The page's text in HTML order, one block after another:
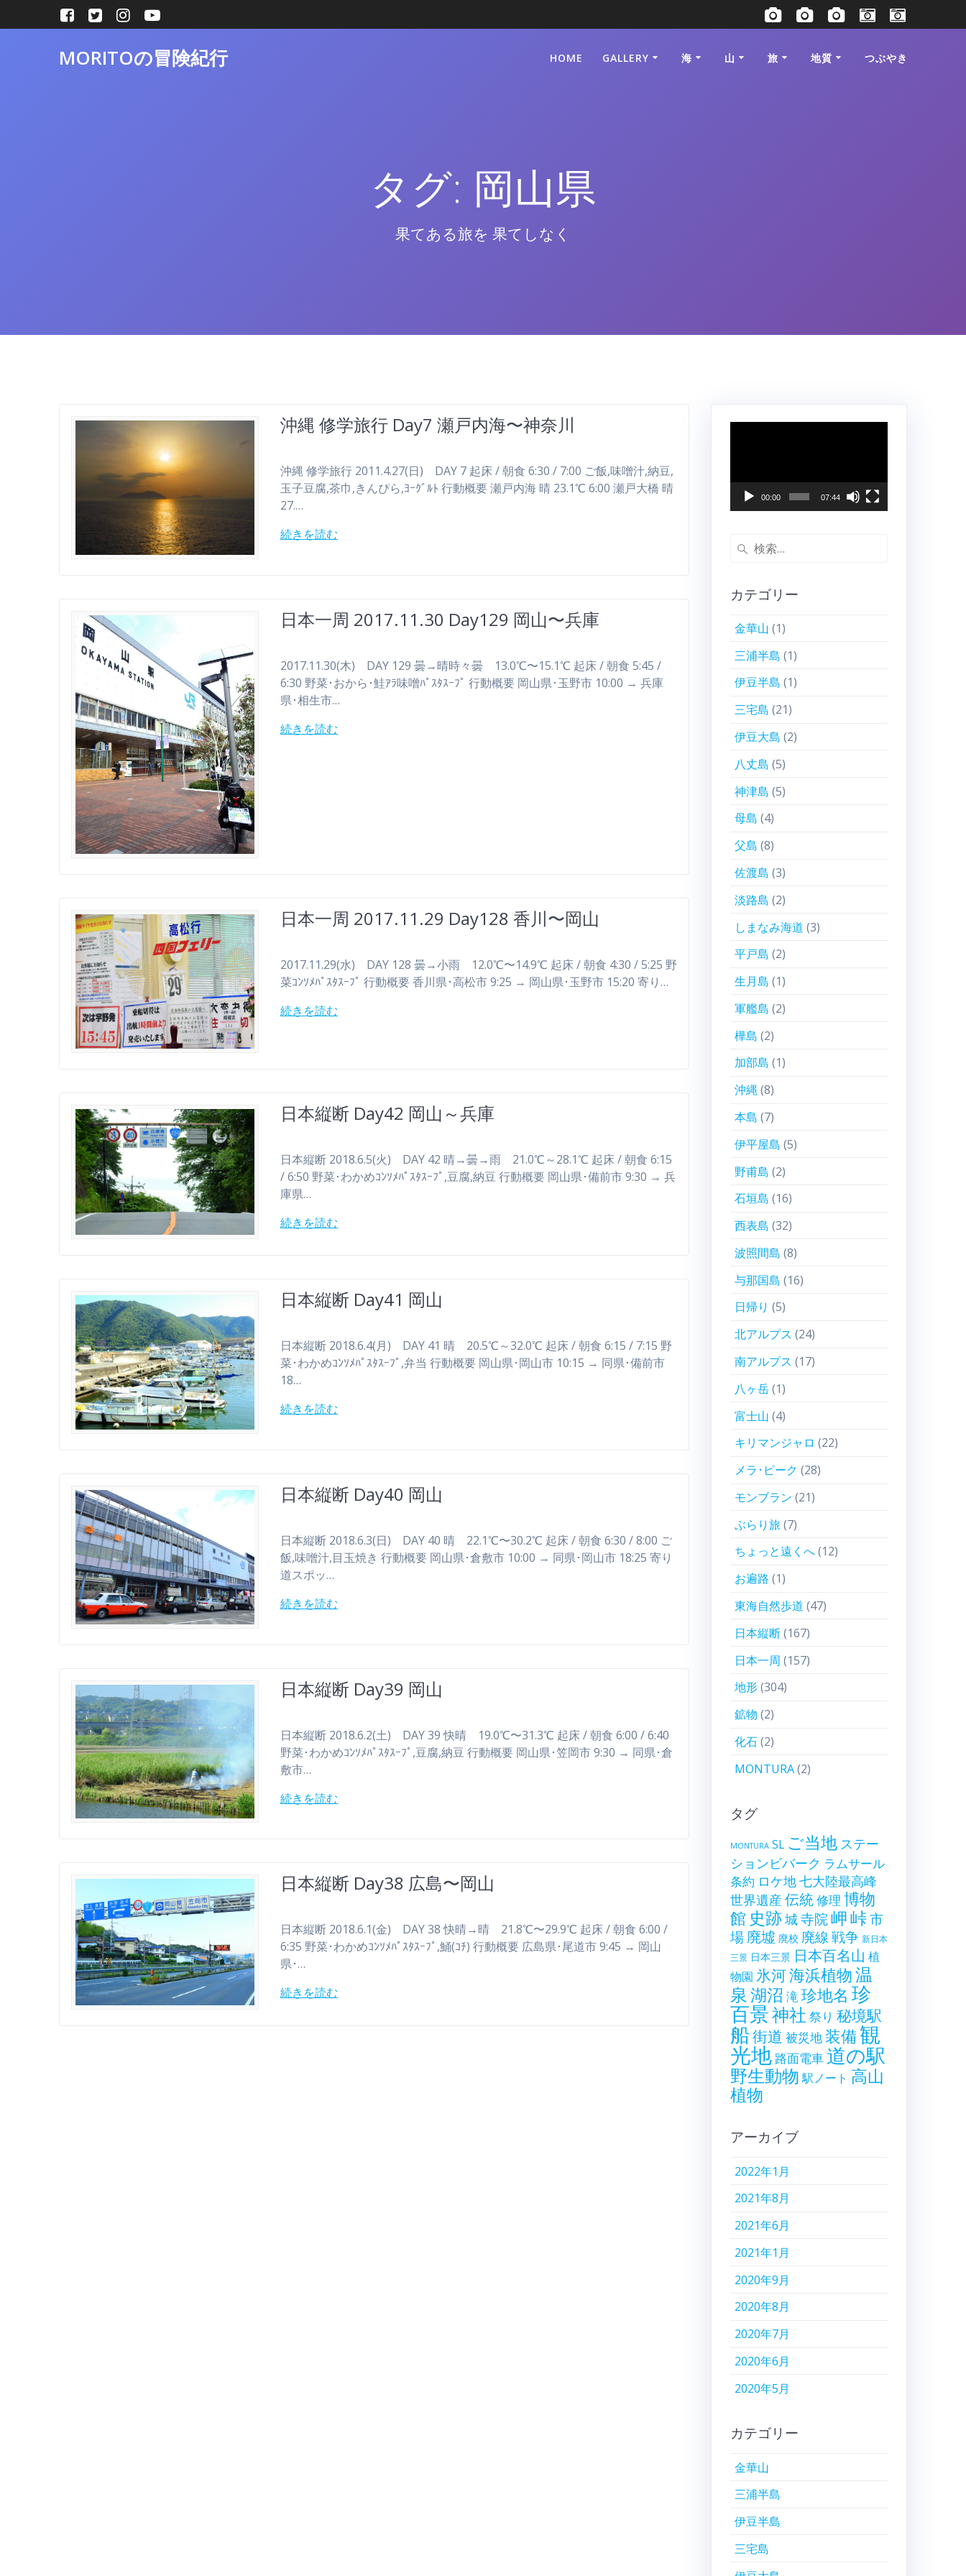
ン
MORITOの冒険紀行 HOME GALLERY 海 山 旅 地質 つぶやき
タグ: 岡山県
果てある旅を 果てしなく
沖縄 修学旅行 Day7 瀬戸内海〜神奈川
沖縄 修学旅行 2011.4.27(日) DAY 7 起床 / 朝食 6:30 / 7:00 ご飯,味噌汁,納豆,
玉子豆腐,茶巾,きんぴら,ﾖｰｸﾞﾙﾄ 行動概要 瀬戸内海 晴 23.1℃ 6:00 瀬戸大橋 晴
27.…
続きを読む
日本一周 2017.11.30 Day129 岡山〜兵庫
2017.11.30(木) DAY 129 曇→晴時々曇 13.0℃〜15.1℃ 起床 / 朝食 5:45 /
6:30 野菜･おから･鮭ｱﾗ味噌ﾊﾟｽﾀｽｰﾌﾟ 行動概要 岡山県･玉野市 10:00 → 兵庫
県･相生市…
続きを読む
日本一周 2017.11.29 Day128 香川〜岡山
2017.11.29(水) DAY 128 曇→小雨 12.0℃〜14.9℃ 起床 / 朝食 4:30 / 5:25 野
菜ｺﾝｿﾒﾊﾟｽﾀｽｰﾌﾟ 行動概要 香川県･高松市 9:25 → 岡山県･玉野市 15:20 寄り…
続きを読む
日本縦断 Day42 岡山～兵庫
日本縦断 2018.6.5(火) DAY 42 晴→曇→雨 21.0℃～28.1℃ 起床 / 朝食 6:15
/ 6:50 野菜･わかめｺﾝｿﾒﾊﾟｽﾀｽｰﾌﾟ,豆腐,納豆 行動概要 岡山県･備前市 9:30 → 兵
庫県…
続きを読む
日本縦断 Day41 岡山
日本縦断 2018.6.4(月) DAY 41 晴 20.5℃～32.0℃ 起床 / 朝食 6:15 / 7:15 野
菜･わかめｺﾝｿﾒﾊﾟｽﾀｽｰﾌﾟ,弁当 行動概要 岡山県･岡山市 10:15 → 同県･備前市
18…
続きを読む
日本縦断 Day40 岡山
日本縦断 2018.6.3(日) DAY 40 晴 22.1℃〜30.2℃ 起床 / 朝食 6:30 / 8:00 ご
飯,味噌汁,目玉焼き 行動概要 岡山県･倉敷市 10:00 → 同県･岡山市 18:25 寄り
道スポッ…
続きを読む
日本縦断 Day39 岡山
日本縦断 2018.6.2(土) DAY 39 快晴 19.0℃〜31.3℃ 起床 / 朝食 6:00 / 6:40
野菜･わかめｺﾝｿﾒﾊﾟｽﾀｽｰﾌﾟ,豆腐,納豆 行動概要 岡山県･笠岡市 9:30 → 同県･倉
敷市…
続きを読む
日本縦断 Day38 広島〜岡山
日本縦断 2018.6.1(金) DAY 38 快晴→晴 21.8℃〜29.9℃ 起床 / 朝食 6:00 /
6:35 野菜･わかめｺﾝｿﾒﾊﾟｽﾀｽｰﾌﾟ,鯒(ｺﾁ) 行動概要 広島県･尾道市 9:45 → 岡山
県･…
続きを読む
レ
ヤ
00:00 07:44
検
カテゴリー
金華山 (1)
三浦半島 (1)
伊豆半島 (1)
三宅島 (21)
伊豆大島 (2)
八丈島 (5)
神津島 (5)
母島 (4)
父島 (8)
佐渡島 (3)
淡路島 (2)
しまなみ海道 (3)
平戸島 (2)
生月島 (1)
軍艦島 (2)
樺島 (2)
加部島 (1)
沖縄(8)
本島 (7)
伊平屋島 (5)
野甫島 (2)
石垣島 (16)
西表島 (32)
波照間島 (8)
与那国島 (16)
日帰り (5)
北アルプス (24)
南アルプス (17)
八ヶ岳(1)
富士山 (4)
キリマンジャロ (22)
メラ･ピーク (28)
モンブラン (21)
ぶらり旅 (7)
ちょっと遠くへ(12)
お遍路 (1)
東海自然歩道 (47)
日本縦断(167)
日本一周 (157)
地形(304)
鉱物 (2)
化石(2)
MONTURA(2)
タグ
MONTURA SL ご当地 ステー
ションビバーク ラムサール
条約 ロケ地七大陸最高峰
世界遺産 伝統修理 博物
館 史跡城寺院岬峠市
場 廃墟 廃校 廃線戦争 新日本
三景 日本三景 日本百名山 植
物園 氷河海浜植物温
泉湖沼 滝珍地名 珍
百景神社 祭り 秘境駅
船街道 被災地装備観
光地 路面電車道の駅
野生動物 駅ノート 高山
植物
アーカイブ
2022年1月
2021年8月
2021年6月
2021年1月
2020年9月
2020年8月
2020年7月
2020年6月
2020年5月
カテゴリー
金華山
三浦半島
伊豆半島
三宅島